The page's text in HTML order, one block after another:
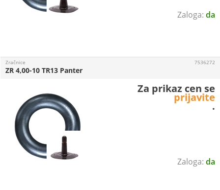
da
da
Zračnice
ZR 4,00-10 TR13 Panter
7536272
Za prikaz cen se
prijavite
.